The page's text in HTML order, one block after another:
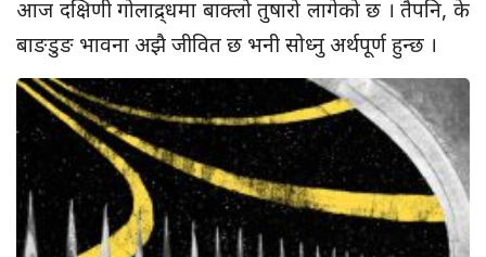
आज दक्षिणी गोलाद्र्धमा बाक्लो तुषारो लागेको छ । तैपनि, के
बाङडुङ भावना अझै जीवित छ भनी सोध्नु अर्थपूर्ण हुन्छ ।